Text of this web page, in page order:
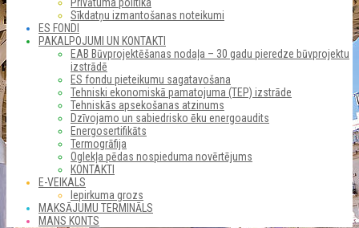
Sīkdatņu izmantošanas noteikumi
ES FONDI
PAKALPOJUMI UN KONTAKTI
EAB Būvprojektēšanas nodaļa – 30 gadu pieredze būvprojektu
izstrādē
ES fondu pieteikumu sagatavošana
Tehniski ekonomiskā pamatojuma (TEP) izstrāde
Tehniskās apsekošanas atzinums
Dzīvojamo un sabiedrisko ēku energoaudits
Energosertifikāts
Termogrāfija
Oglekļa pēdas nospieduma novērtējums
KONTAKTI
E-VEIKALS
Iepirkuma grozs
MAKSĀJUMU TERMINĀLS
MANS KONTS